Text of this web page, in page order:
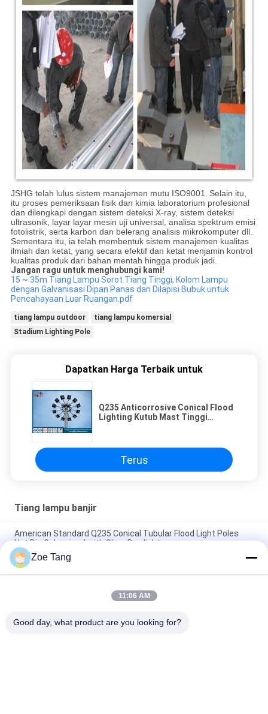
JSHG telah lulus sistem manajemen mutu ISO9001. Selain itu,
itu proses pemeriksaan fisik dan kimia laboratorium profesional
dan dilengkapi dengan sistem deteksi X-ray, sistem deteksi
ultrasonik, layar layar mesin uji universal, analisa spektrum emisi
fotolistrik, serta karbon dan belerang analisis mikrokomputer dll.
Sementara itu, ia telah membentuk sistem manajemen kualitas
ilmiah dan ketat, yang secara efektif dan ketat menjamin kontrol
kualitas produk dari bahan mentah hingga produk jadi.
Jangan ragu untuk menghubungi kami!
15 ~ 35m Tiang Lampu Sorot Tiang Tinggi, Kolom Lampu
dengan Galvanisasi Dipan Panas dan Dilapisi Bubuk untuk
Pencahayaan Luar Ruangan.pdf
tiang lampu outdoor
tiang lampu komersial
Stadium Lighting Pole
Dapatkan Harga Terbaik untuk
Q235 Anticorrosive Conical Flood
Lighting Kutub Mast Tinggi
Terus
Tiang lampu banjir
American Standard Q235 Conical Tubular Flood Light Poles
Hot Dip Galvanized with Shoe Box light
Bandara Pencahayaan Kutub Lampu Banjir Poligon, Lampu
Industri Post
H 35m Steel Tubular Parking Lot Light Poles 2mm - 30mm
Zoe Tang
11:06 AM
Good day, what product are you looking for?